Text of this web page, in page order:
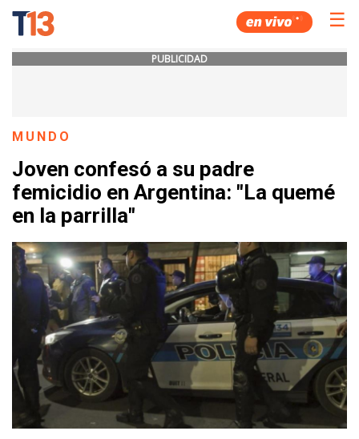
☰
PUBLICIDAD
MUNDO
Joven confesó a su padre
femicidio en Argentina: "La quemé
en la parrilla"